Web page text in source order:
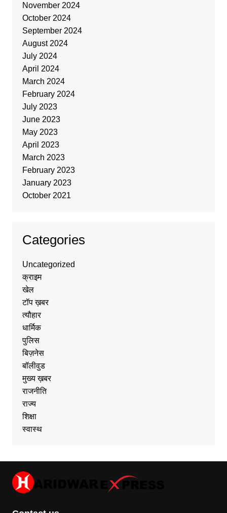
November 2024
October 2024
September 2024
August 2024
July 2024
April 2024
March 2024
February 2024
July 2023
June 2023
May 2023
April 2023
March 2023
February 2023
January 2023
October 2021
Categories
Uncategorized
क्राइम
खेल
टॉप ख़बर
त्यौहार
धार्मिक
पुलिस
बिज़नेस
बॉलीवुड
मुख्य ख़बर
राजनीति
राज्य
शिक्षा
स्वास्थ